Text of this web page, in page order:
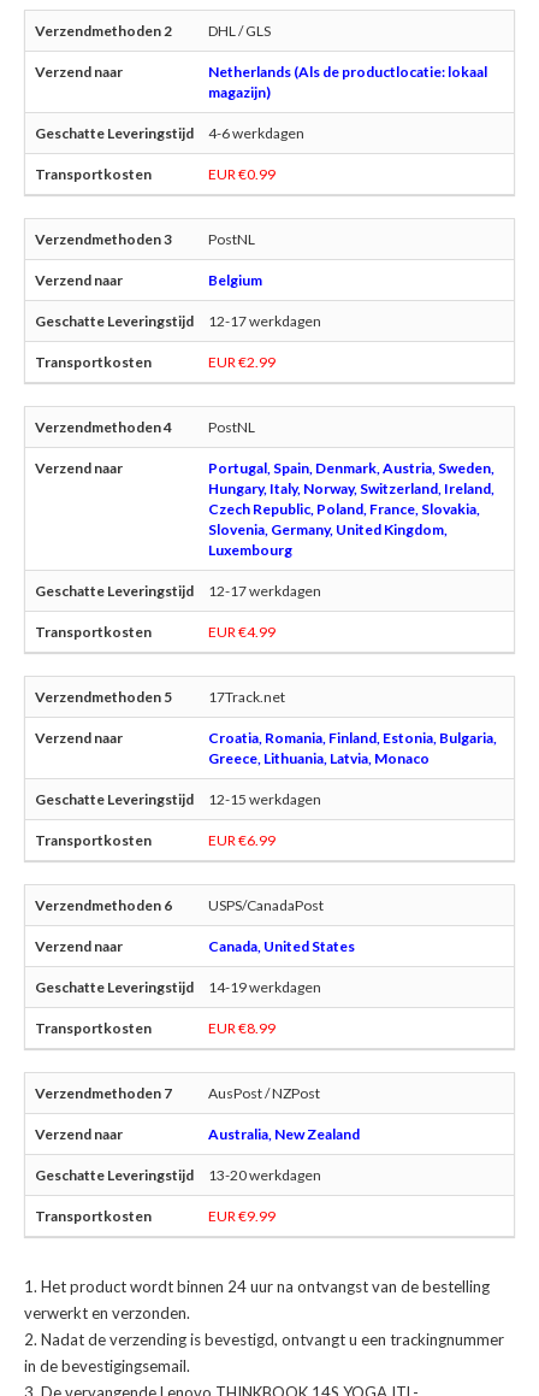
DHL / GLS
Netherlands (Als de productlocatie: lokaal
magazijn)
4-6 werkdagen
EUR €0.99
PostNL
Belgium
12-17 werkdagen
EUR €2.99
PostNL
Portugal, Spain, Denmark, Austria, Sweden,
Hungary, Italy, Norway, Switzerland, Ireland,
Czech Republic, Poland, France, Slovakia,
Slovenia, Germany, United Kingdom,
Luxembourg
12-17 werkdagen
EUR €4.99
17Track.net
Croatia, Romania, Finland, Estonia, Bulgaria,
Greece, Lithuania, Latvia, Monaco
12-15 werkdagen
EUR €6.99
USPS/CanadaPost
Canada, United States
14-19 werkdagen
EUR €8.99
AusPost / NZPost
Australia, New Zealand
13-20 werkdagen
EUR €9.99
Het product wordt binnen 24 uur na ontvangst van de bestelling
verwerkt en verzonden.
Nadat de verzending is bevestigd, ontvangt u een trackingnummer
in de bevestigingsemail.